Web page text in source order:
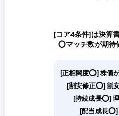
[コア4条件]は決算
⭕️マッチ数が期待
[正相関度⭕️] 株価
[割安修正⭕️] 割
[持続成長⭕️]
[配当成長